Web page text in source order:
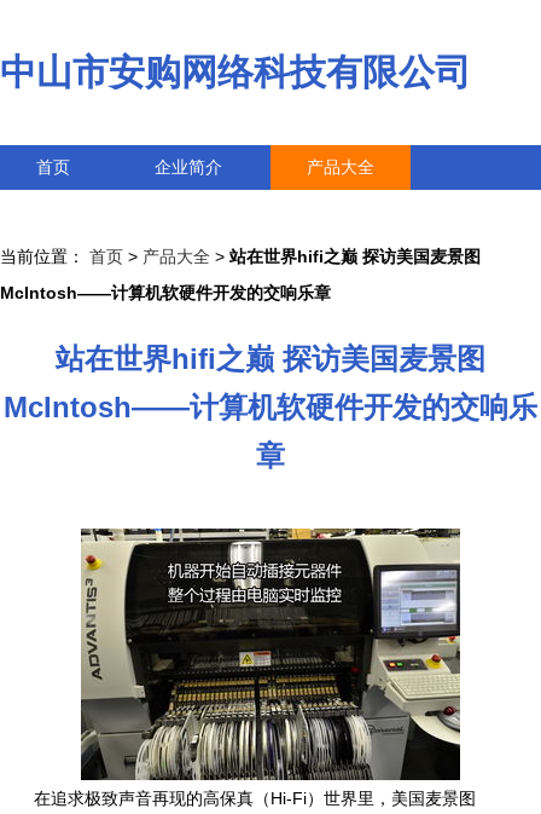
中山市安购网络科技有限公司
首页 企业简介 产品大全
当前位置： 首页 > 产品大全 > 站在世界hifi之巅 探访美国麦景图
McIntosh——计算机软硬件开发的交响乐章
站在世界hifi之巅 探访美国麦景图
McIntosh——计算机软硬件开发的交响乐
章
在追求极致声音再现的高保真（Hi-Fi）世界里，美国麦景图